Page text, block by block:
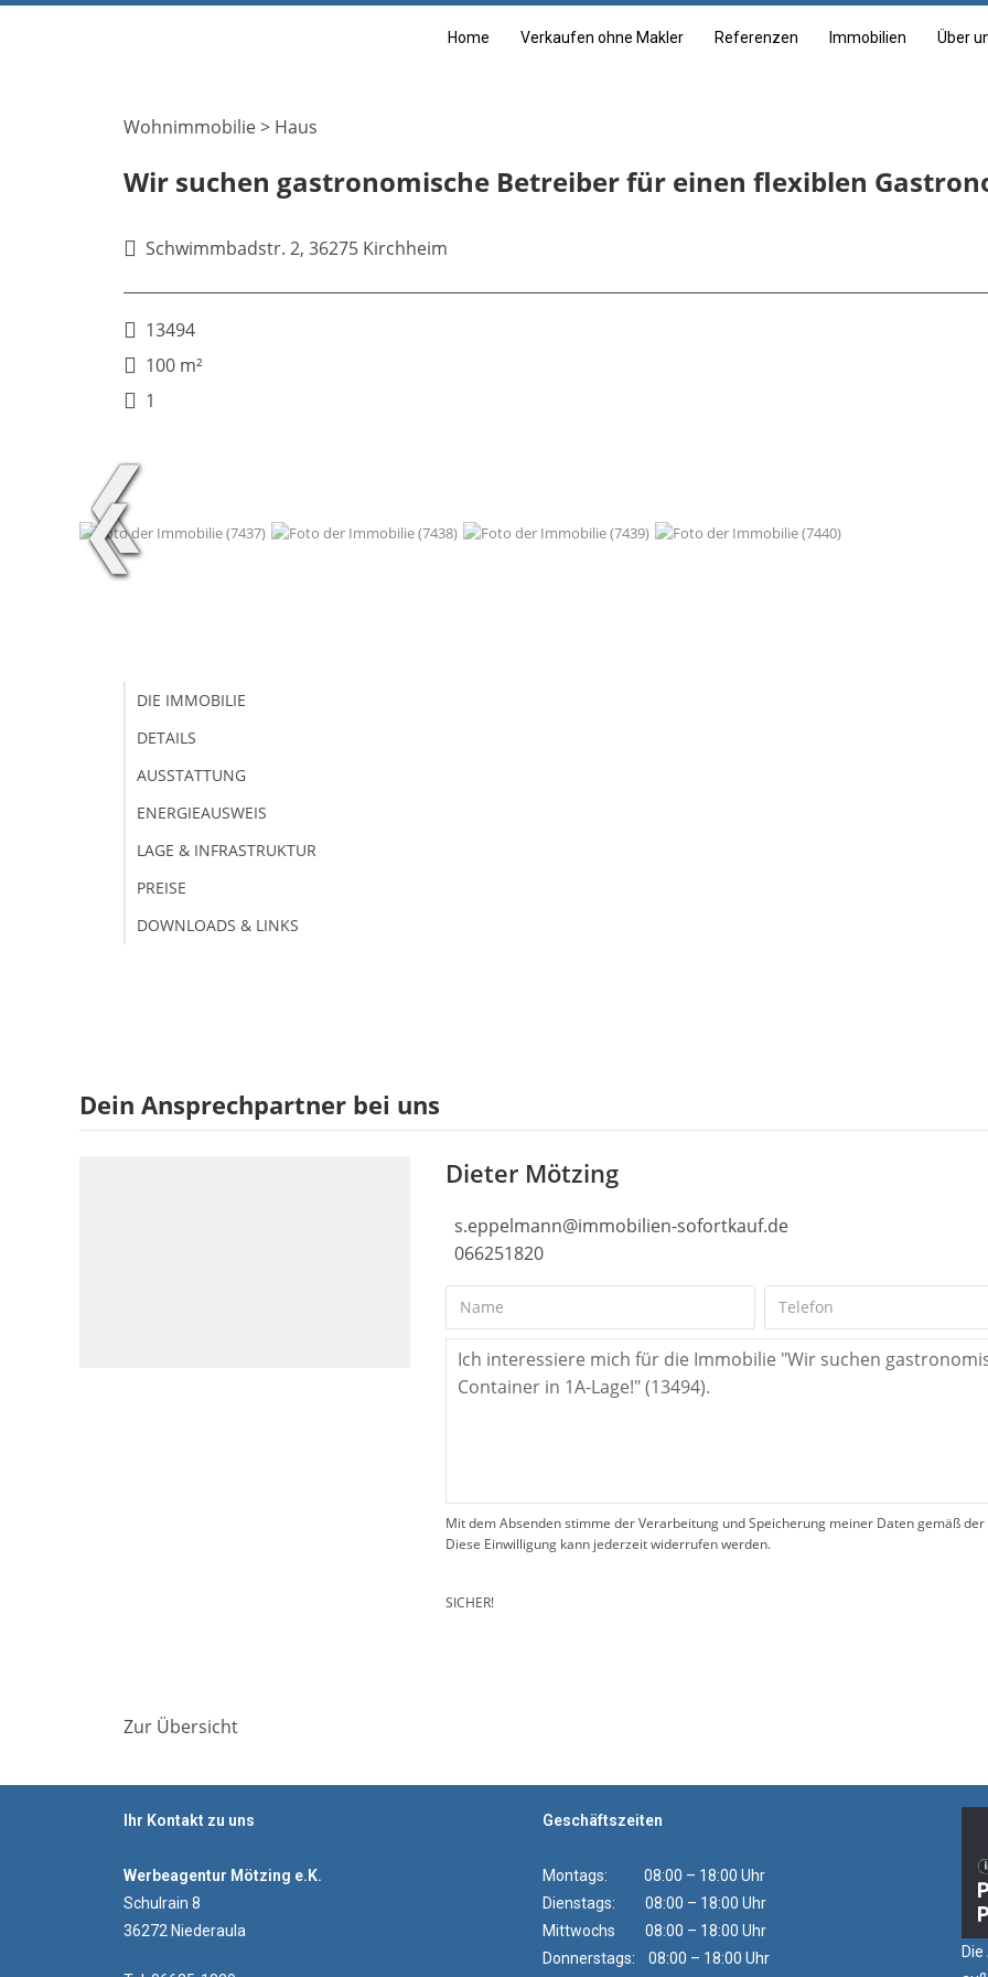
Home Verkaufen ohne Makler Referenzen Immobilien Über
Wohnimmobilie > Haus
Wir suchen gastronomische Betreiber für einen flexiblen
Schwimmbadstr. 2, 36275 Kirchheim
13494
100 m²
1
❮
❮
DIE IMMOBILIE
DETAILS
AUSSTATTUNG
ENERGIEAUSWEIS
LAGE & INFRASTRUKTUR
PREISE
DOWNLOADS & LINKS
Dein Ansprechpartner bei uns
Dieter Mötzing
s.eppelmann@immobilien-sofortkauf.de
066251820
Mit dem Absenden stimme der Verarbeitung und Speicherung meiner Daten gemäß
Diese Einwilligung kann jederzeit widerrufen werden.
SICHER!
Zur Übersicht
Ihr Kontakt zu uns
Werbeagentur Mötzing e.K.
Schulrain 8
36272 Niederaula
Geschäftszeiten
Montags: 08:00 – 18:00 Uhr
Dienstags: 08:00 – 18:00 Uhr
Mittwochs 08:00 – 18:00 Uhr
Donnerstags: 08:00 – 18:00 Uhr